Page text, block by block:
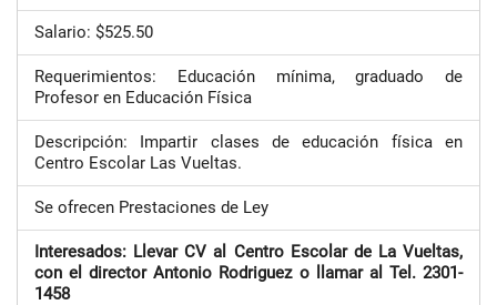
Salario: $525.50
Requerimientos: Educación mínima, graduado de
Profesor en Educación Física
Descripción: Impartir clases de educación física en
Centro Escolar Las Vueltas.
Se ofrecen Prestaciones de Ley
Interesados: Llevar CV al Centro Escolar de La Vueltas,
con el director Antonio Rodriguez o llamar al Tel. 2301-
1458